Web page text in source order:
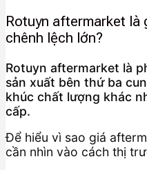
Rotuyn aftermarket là
chênh lệch lớn?
Rotuyn aftermarket là
sản xuất bên thứ ba
khúc chất lượng khác
cấp.
Để hiểu vì sao giá
cần nhìn vào cách thị